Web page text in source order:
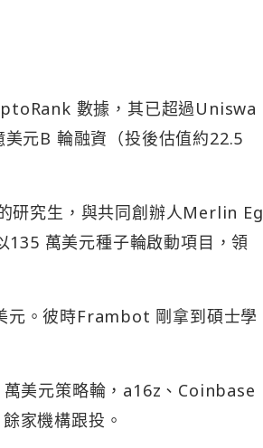
數據，其已超過Uniswa
元B 輪融資（投後估值約22.5
研究生，與共同創辦人Merlin Eg
萬美元種子輪啟動項目，領
元。彼時Frambot 剛拿到碩士學
美元策略輪，a16z、Coinbase
家機構跟投。